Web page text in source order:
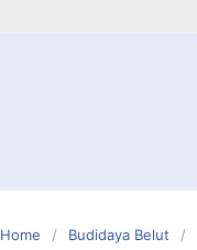
Home Budidaya Belut